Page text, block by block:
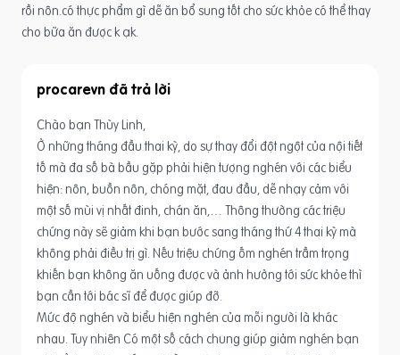
rồi nôn.có thực phẩm gì dễ ăn bổ sung tốt cho sức khỏe có thể thay
cho bữa ăn được k ạk.
procarevn
Chào bạn Thùy Linh,
Ở những tháng đầu thai kỳ, do sự thay đổi đột ngột của nội tiết
tố mà đa số bà bầu gặp phải hiện tượng nghén với các biểu
hiện: nôn, buồn nôn, chóng mặt, đau đầu, dễ nhạy cảm với
một số mùi vị nhất đinh, chán ăn,… Thông thường các triệu
chứng này sẽ giảm khi bạn bước sang tháng thứ 4 thai kỳ mà
không phải điều trị gì. Nếu triệu chứng ốm nghén trầm trọng
khiến bạn không ăn uống được và ảnh hưởng tới sức khỏe thì
bạn cần tới bác sĩ để được giúp đỡ.
Mức độ nghén và biểu hiện nghén của mỗi người là khác
nhau. Tuy nhiên Có một số cách chung giúp giảm nghén bạn